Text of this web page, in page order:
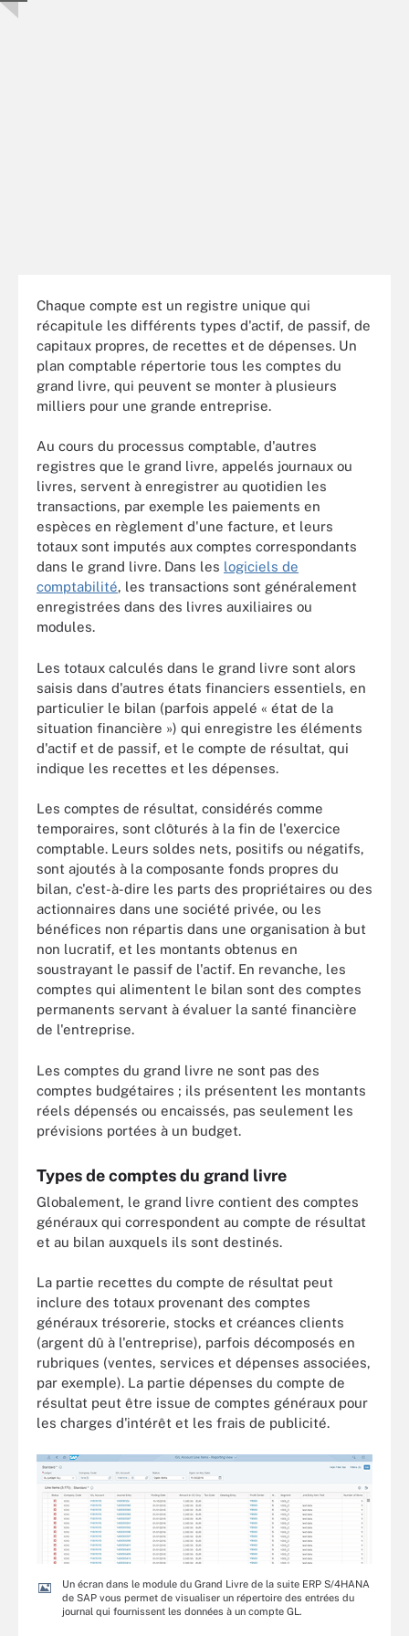
Chaque compte est un registre unique qui
récapitule les différents types d'actif, de passif, de
capitaux propres, de recettes et de dépenses. Un
plan comptable répertorie tous les comptes du
grand livre, qui peuvent se monter à plusieurs
milliers pour une grande entreprise.
Au cours du processus comptable, d'autres
registres que le grand livre, appelés journaux ou
livres, servent à enregistrer au quotidien les
transactions, par exemple les paiements en
espèces en règlement d'une facture, et leurs
totaux sont imputés aux comptes correspondants
dans le grand livre. Dans les logiciels de
comptabilité, les transactions sont généralement
enregistrées dans des livres auxiliaires ou
modules.
Les totaux calculés dans le grand livre sont alors
saisis dans d'autres états financiers essentiels, en
particulier le bilan (parfois appelé « état de la
situation financière ») qui enregistre les éléments
d'actif et de passif, et le compte de résultat, qui
indique les recettes et les dépenses.
Les comptes de résultat, considérés comme
temporaires, sont clôturés à la fin de l'exercice
comptable. Leurs soldes nets, positifs ou négatifs,
sont ajoutés à la composante fonds propres du
bilan, c'est-à-dire les parts des propriétaires ou des
actionnaires dans une société privée, ou les
bénéfices non répartis dans une organisation à but
non lucratif, et les montants obtenus en
soustrayant le passif de l'actif. En revanche, les
comptes qui alimentent le bilan sont des comptes
permanents servant à évaluer la santé financière
de l'entreprise.
Les comptes du grand livre ne sont pas des
comptes budgétaires ; ils présentent les montants
réels dépensés ou encaissés, pas seulement les
prévisions portées à un budget.
Types de comptes du grand livre
Globalement, le grand livre contient des comptes
généraux qui correspondent au compte de résultat
et au bilan auxquels ils sont destinés.
La partie recettes du compte de résultat peut
inclure des totaux provenant des comptes
généraux trésorerie, stocks et créances clients
(argent dû à l'entreprise), parfois décomposés en
rubriques (ventes, services et dépenses associées,
par exemple). La partie dépenses du compte de
résultat peut être issue de comptes généraux pour
les charges d'intérêt et les frais de publicité.
Un écran dans le module du Grand Livre de la suite ERP S/4HANA
de SAP vous permet de visualiser un répertoire des entrées du
journal qui fournissent les données à un compte GL.